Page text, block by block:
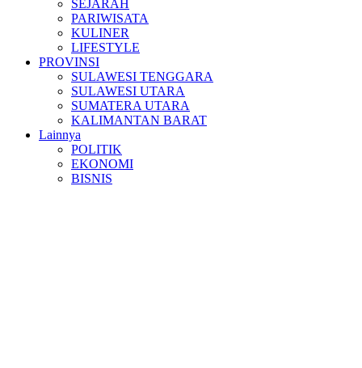
SEJARAH
PARIWISATA
KULINER
LIFESTYLE
PROVINSI
SULAWESI TENGGARA
SULAWESI UTARA
SUMATERA UTARA
KALIMANTAN BARAT
Lainnya
POLITIK
EKONOMI
BISNIS